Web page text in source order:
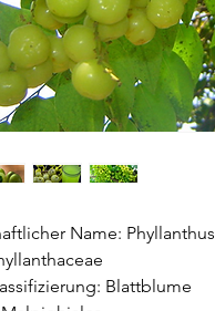
Name:
Blattblume